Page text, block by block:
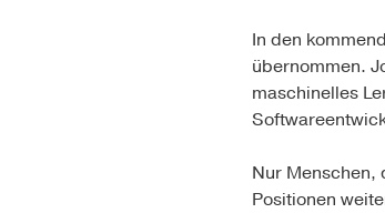
In den
übernommen.
maschinelles
Nur Menschen,
Positionen